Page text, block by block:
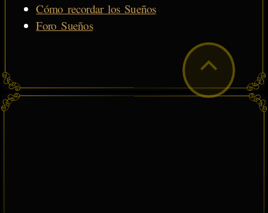
Cómo recordar los Sueños
Foro Sueños